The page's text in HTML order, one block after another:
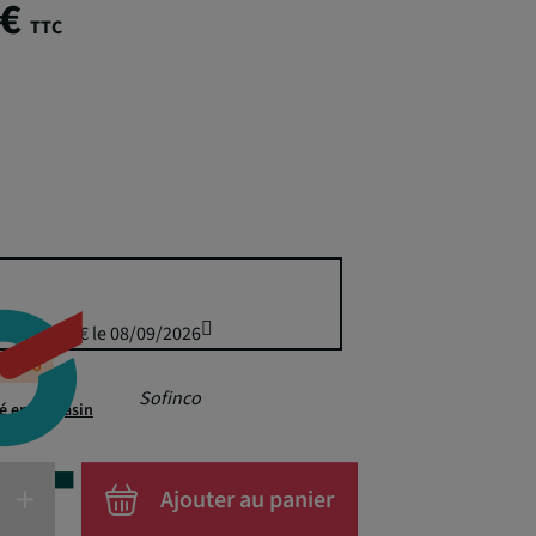
TTC
Sofinco
199,99 € le 08/09/2026
en magasin
Ajouter au panier